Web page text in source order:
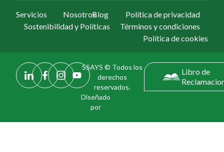
Servicios
Nosotros
Sostenibilidad y Políticas
Blog
Política de privacidad
Términos y condiciones
Política de cookies
SSAYS © Todos los
derechos
reservados.
Diseñado
por
Libro de